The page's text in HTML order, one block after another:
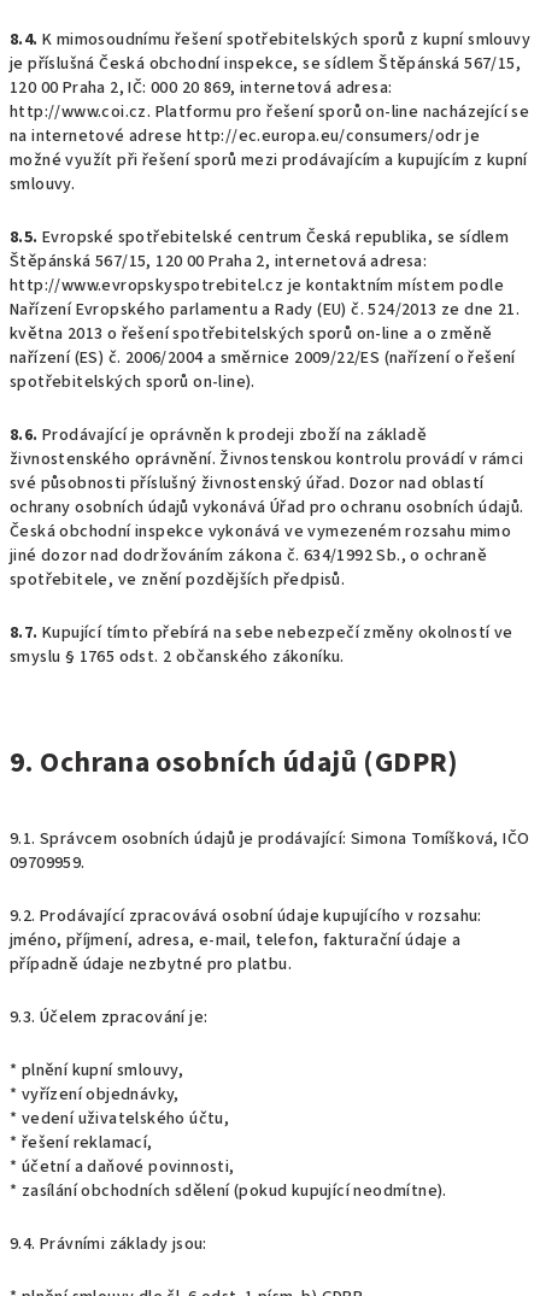
8.4. K mimosoudnímu řešení spotřebitelských sporů z kupní smlouvy
je příslušná Česká obchodní inspekce, se sídlem Štěpánská 567/15,
120 00 Praha 2, IČ: 000 20 869, internetová adresa:
http://www.coi.cz. Platformu pro řešení sporů on-line nacházející se
na internetové adrese http://ec.europa.eu/consumers/odr je
možné využít při řešení sporů mezi prodávajícím a kupujícím z kupní
smlouvy.
8.5. Evropské spotřebitelské centrum Česká republika, se sídlem
Štěpánská 567/15, 120 00 Praha 2, internetová adresa:
http://www.evropskyspotrebitel.cz je kontaktním místem podle
Nařízení Evropského parlamentu a Rady (EU) č. 524/2013 ze dne 21.
května 2013 o řešení spotřebitelských sporů on-line a o změně
nařízení (ES) č. 2006/2004 a směrnice 2009/22/ES (nařízení o řešení
spotřebitelských sporů on-line).
8.6. Prodávající je oprávněn k prodeji zboží na základě
živnostenského oprávnění. Živnostenskou kontrolu provádí v rámci
své působnosti příslušný živnostenský úřad. Dozor nad oblastí
ochrany osobních údajů vykonává Úřad pro ochranu osobních údajů.
Česká obchodní inspekce vykonává ve vymezeném rozsahu mimo
jiné dozor nad dodržováním zákona č. 634/1992 Sb., o ochraně
spotřebitele, ve znění pozdějších předpisů.
8.7. Kupující tímto přebírá na sebe nebezpečí změny okolností ve
smyslu § 1765 odst. 2 občanského zákoníku.
9. Ochrana osobních údajů (GDPR)
9.1. Správcem osobních údajů je prodávající: Simona Tomíšková, IČO
09709959.
9.2. Prodávající zpracovává osobní údaje kupujícího v rozsahu:
jméno, příjmení, adresa, e-mail, telefon, fakturační údaje a
případně údaje nezbytné pro platbu.
9.3. Účelem zpracování je:
* plnění kupní smlouvy,
* vyřízení objednávky,
* vedení uživatelského účtu,
* řešení reklamací,
* účetní a daňové povinnosti,
* zasílání obchodních sdělení (pokud kupující neodmítne).
9.4. Právními základy jsou: